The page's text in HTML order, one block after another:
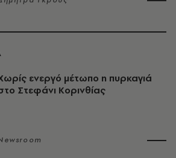
ενεργό μέτωπο η πυρκαγιά
Στεφάνι Κορινθίας